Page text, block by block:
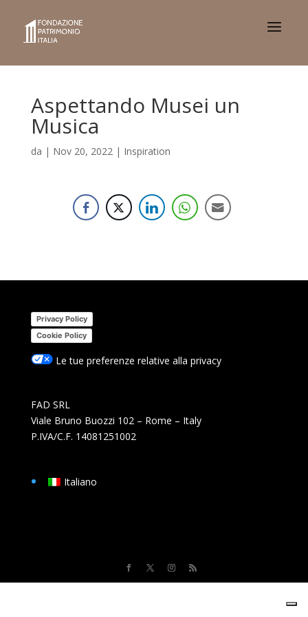
Aspettando Musei un
Musica
da | Nov 20, 2022| Inspiration
Privacy Policy
Cookie Policy
Le tue preferenze relative alla privacy
FAD SRL
Viale Bruno Buozzi 102 – Rome – Italy
P.IVA/C.F. 14081251002
Italiano